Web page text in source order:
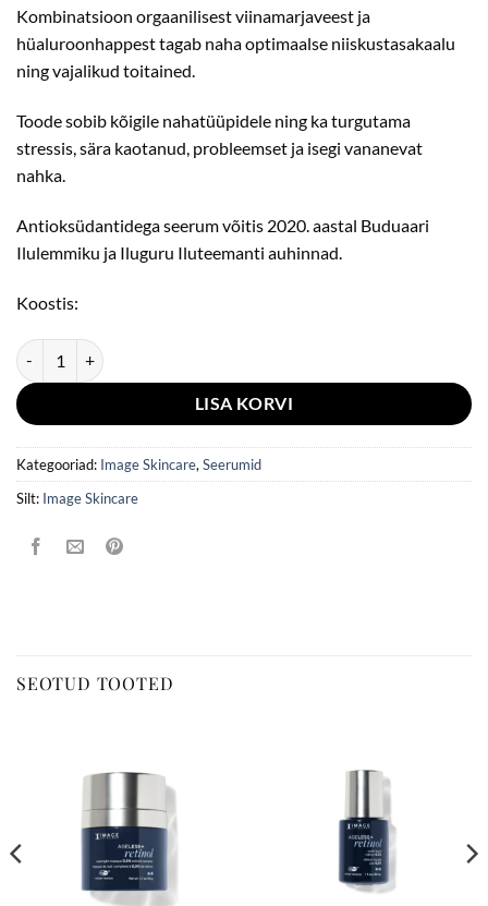
Kombinatsioon orgaanilisest viinamarjaveest ja
hüaluroonhappest tagab naha optimaalse niiskustasakaalu
ning vajalikud toitained.
Toode sobib kõigile nahatüüpidele ning ka turgutama
stressis, sära kaotanud, probleemset ja isegi vananevat
nahka.
Antioksüdantidega seerum võitis 2020. aastal Buduaari
Ilulemmiku ja Iluguru Iluteemanti auhinnad.
Koostis:
ORMEDIC Antioksüdantidega seerum 30ml kogus
LISA KORVI
Kategooriad: Image Skincare,Seerumid
Silt: Image Skincare
SEOTUD TOOTED